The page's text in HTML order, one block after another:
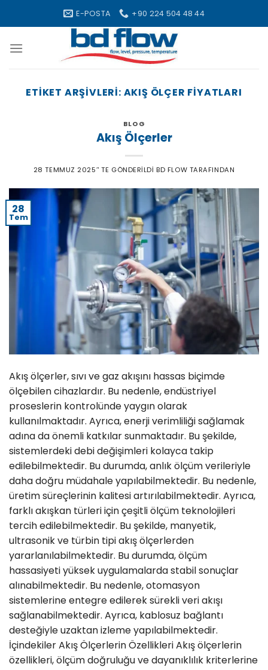
E-POSTA +90 224 504 48 44
ETIKET ARŞIVLERI: AKIŞ ÖLÇER FIYATLARI
BLOG
Akış Ölçerler
28 TEMMUZ 2025’' TE GÖNDERILDI BD FLOW TARAFINDAN
28
Tem
Akış ölçerler, sıvı ve gaz akışını hassas biçimde
ölçebilen cihazlardır. Bu nedenle, endüstriyel
proseslerin kontrolünde yaygın olarak
kullanılmaktadır. Ayrıca, enerji verimliliği sağlamak
adına da önemli katkılar sunmaktadır. Bu şekilde,
sistemlerdeki debi değişimleri kolayca takip
edilebilmektedir. Bu durumda, anlık ölçüm verileriyle
daha doğru müdahale yapılabilmektedir. Bu nedenle,
üretim süreçlerinin kalitesi artırılabilmektedir. Ayrıca,
farklı akışkan türleri için çeşitli ölçüm teknolojileri
tercih edilebilmektedir. Bu şekilde, manyetik,
ultrasonik ve türbin tipi akış ölçerlerden
yararlanılabilmektedir. Bu durumda, ölçüm
hassasiyeti yüksek uygulamalarda stabil sonuçlar
alınabilmektedir. Bu nedenle, otomasyon
sistemlerine entegre edilerek sürekli veri akışı
sağlanabilmektedir. Ayrıca, kablosuz bağlantı
desteğiyle uzaktan izleme yapılabilmektedir.
İçindekiler Akış Ölçerlerin Özellikleri Akış ölçerlerin
özellikleri, ölçüm doğruluğu ve dayanıklılık kriterlerine